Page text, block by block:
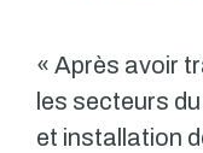
« Après avoir
les secteurs
et installation